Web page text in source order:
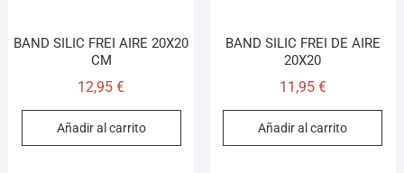
BAND SILIC FREI AIRE 20X20
CM
12,95€
Añadir al carrito
BAND SILIC FREI DE AIRE
20X20
11,95 €
Añadir al carrito
¡Hola! Soy el asesor virtual de Ferretería El Arroyo.
aunque no sepas el nombre exacto